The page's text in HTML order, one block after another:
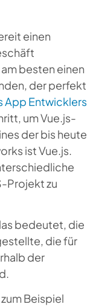
einen
besten einen
der perfekt
App Entwicklers
um Vue.js-
der bis heute
ist Vue.js.
Projekt zu
bedeutet, die
die für
der
zum Beispiel